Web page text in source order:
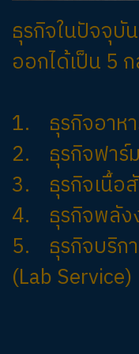
ธุรกิจในปัจจุบั
ออกได้เป็น 5
1. ธุรกิจอาห
2. ธุรกิจฟาร์
3. ธุรกิจเนื้อ
4. ธุรกิจพลัง
5. ธุรกิจบริกา
(Lab Service)